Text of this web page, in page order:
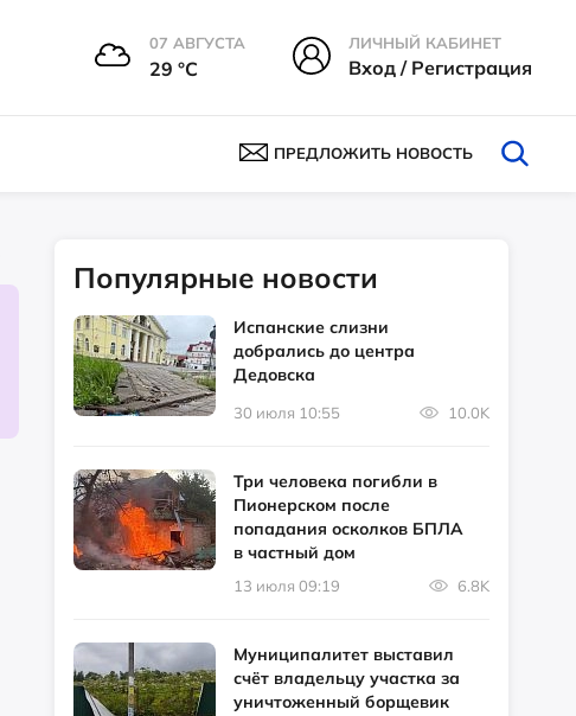
07 АВГУСТА
29 °С
ЛИЧНЫЙ КАБИНЕТ
Вход / Регистрация
ПРЕДЛОЖИТЬ НОВОСТЬ
Популярные новости
Испанские слизни
добрались до центра
Дедовска
30 июля 10:55 10.0K
Три человека погибли в
Пионерском после
попадания осколков БПЛА
в частный дом
13 июля 09:19 6.8K
Муниципалитет выставил
счёт владельцу участка за
уничтоженный борщевик